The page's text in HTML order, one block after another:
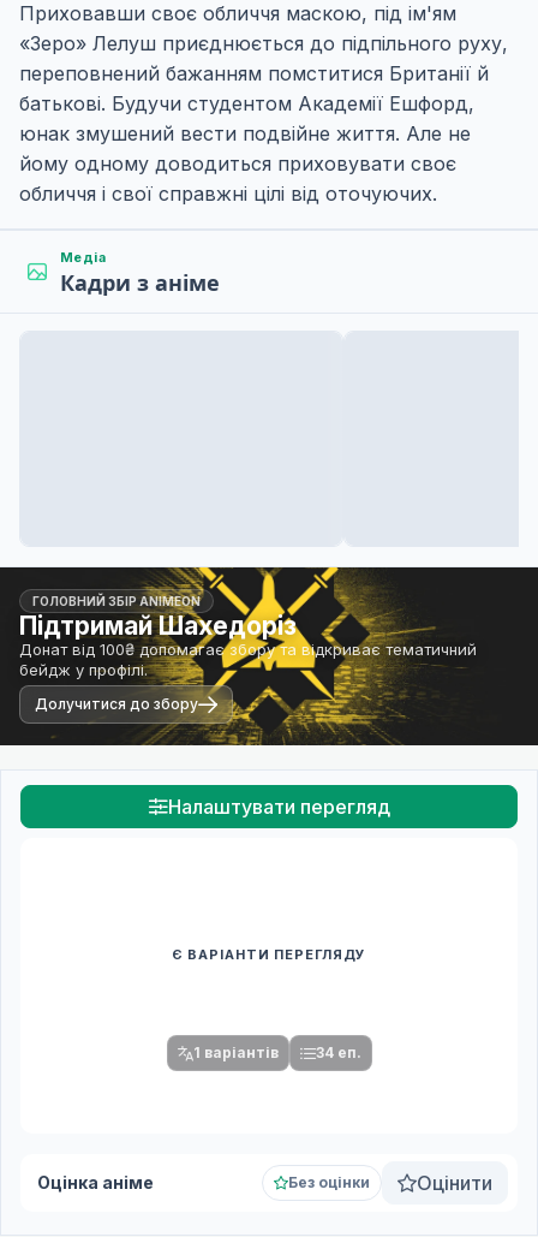
Приховавши своє обличчя маскою, під ім'ям
«Зеро» Лелуш приєднюється до підпільного руху,
переповнений бажанням помститися Британії й
батькові. Будучи студентом Академії Ешфорд,
юнак змушений вести подвійне життя. Але не
йому одному доводиться приховувати своє
обличчя і свої справжні цілі від оточуючих.
Медіа
Кадри з аніме
ГОЛОВНИЙ ЗБІР ANIMEON
Підтримай Шахедоріз
Донат від 100₴ допомагає збору та відкриває тематичний
бейдж у профілі.
Долучитися до збору
Налаштувати перегляд
Є ВАРІАНТИ ПЕРЕГЛЯДУ
1 варіантів 34 еп.
Оцінка аніме Без оцінки Оцінити